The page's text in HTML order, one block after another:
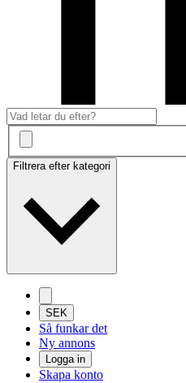
Filtrera efter kategori
SEK
Så funkar det
Ny annons
Logga in
Skapa konto